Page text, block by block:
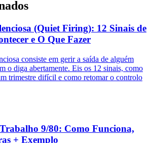
(Quiet Firing): 12 Sinais de
e O Que Fazer
consiste em gerir a saída de alguém
o diga abertamente. Eis os 12 sinais, como
trimestre difícil e como retomar o controlo
9/80: Como Funciona,
+ Exemplo